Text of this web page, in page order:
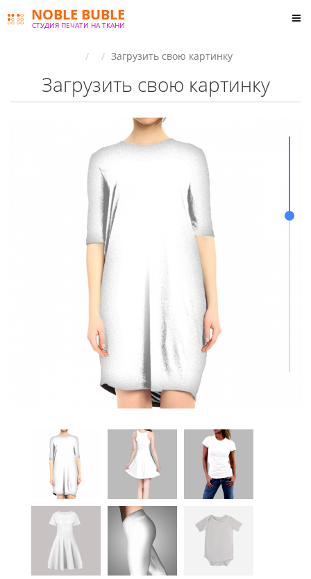
NOBLE BUBLE
СТУДИЯ ПЕЧАТИ НА ТКАНИ
Загрузить свою картинку
Загрузить свою картинку